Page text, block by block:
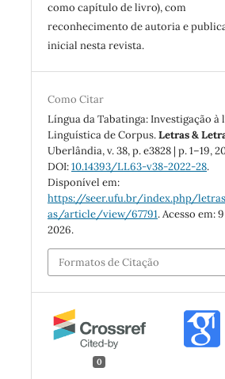
como capítulo de livro), com
reconhecimento de autoria e
inicial nesta revista.
Como Citar
Língua da Tabatinga: Investigação à
Linguística de Corpus.Letras &
Uberlândia, v. 38, p. e3828 | p. 1–19,
DOI:10.14393/LL63-v38-2022-28.
Disponível em:
https://seer.ufu.br/index.php/
as/article/view/67791. Acesso em:
2026.
Formatos de Citação
0